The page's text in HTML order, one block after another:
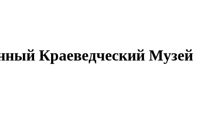
Краеведческий Музей